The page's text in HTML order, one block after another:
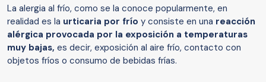
La alergia al frío, como se la conoce popularmente, en
realidad es la urticaria por frío y consiste en una reacción
alérgica provocada por la exposición a temperaturas
muy bajas, es decir, exposición al aire frío, contacto con
objetos fríos o consumo de bebidas frías.